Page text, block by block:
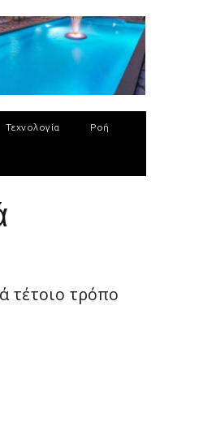
Τεχνολογία Ροή
τέτοιο τρόπο